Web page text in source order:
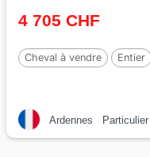
4 705 CHF
Cheval à vendre Entier
Ardennes Particulier